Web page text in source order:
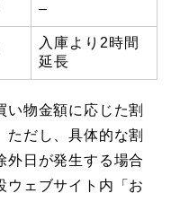
–
入庫より2時間
延長
い物金額に応じた割
ただし、具体的な割
外日が発生する場合
ウェブサイト内「お